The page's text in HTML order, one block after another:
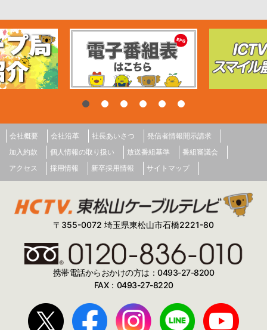
会社概要 会社沿革 社長あいさつ
発信者情報開示請求
加入約款
個人情報の取り扱い 放送番組基準
番組審議会
アクセス
採用情報 新卒採用情報 サイトマップ
〒355-0072 埼玉県東松山市石橋2221-80
携帯電話からおかけの方は：0493-27-8200
FAX：0493-27-8220